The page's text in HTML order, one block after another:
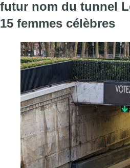
futur nom du tunnel
15 femmes célèbres